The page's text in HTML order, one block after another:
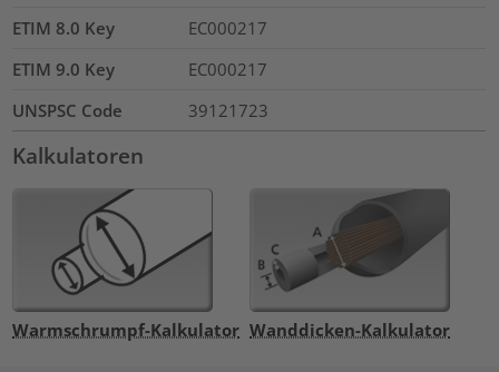
ETIM 8.0 Key
EC000217
ETIM 9.0 Key
EC000217
UNSPSC Code
39121723
Kalkulatoren
Warmschrumpf-Kalkulator Wanddicken-Kalkulator